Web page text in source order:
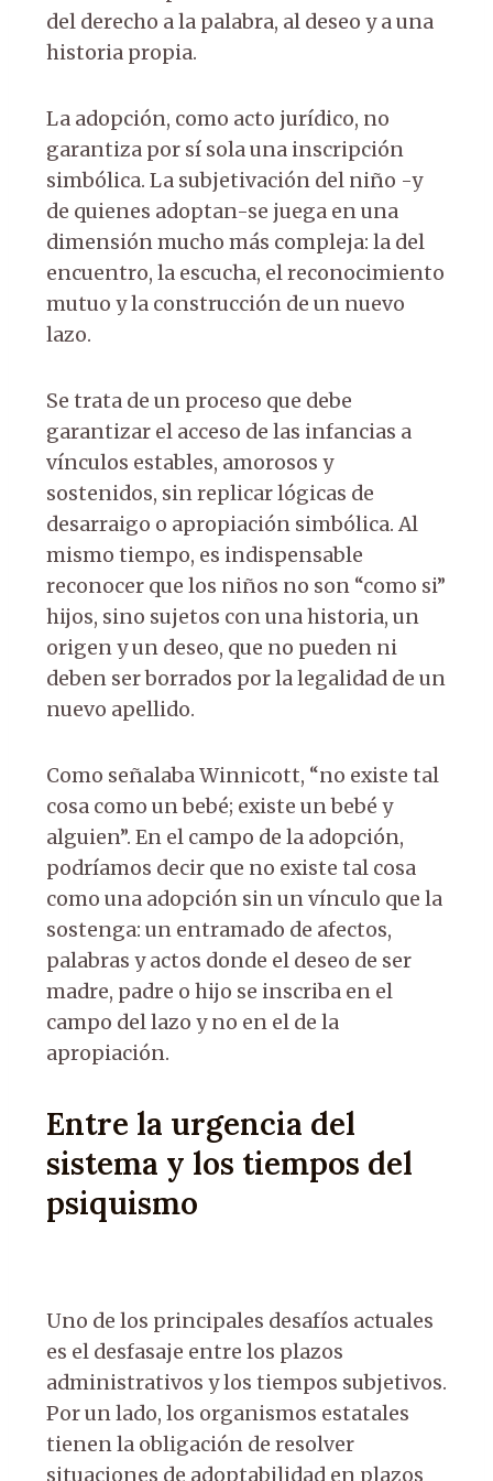
del derecho a la palabra, al deseo y a una
historia propia.
La adopción, como acto jurídico, no
garantiza por sí sola una inscripción
simbólica. La subjetivación del niño -y
de quienes adoptan-se juega en una
dimensión mucho más compleja: la del
encuentro, la escucha, el reconocimiento
mutuo y la construcción de un nuevo
lazo.
Se trata de un proceso que debe
garantizar el acceso de las infancias a
vínculos estables, amorosos y
sostenidos, sin replicar lógicas de
desarraigo o apropiación simbólica. Al
mismo tiempo, es indispensable
reconocer que los niños no son “como si”
hijos, sino sujetos con una historia, un
origen y un deseo, que no pueden ni
deben ser borrados por la legalidad de un
nuevo apellido.
Como señalaba Winnicott, “no existe tal
cosa como un bebé; existe un bebé y
alguien”. En el campo de la adopción,
podríamos decir que no existe tal cosa
como una adopción sin un vínculo que la
sostenga: un entramado de afectos,
palabras y actos donde el deseo de ser
madre, padre o hijo se inscriba en el
campo del lazo y no en el de la
apropiación.
Entre la urgencia del
sistema y los tiempos del
psiquismo
Uno de los principales desafíos actuales
es el desfasaje entre los plazos
administrativos y los tiempos subjetivos.
Por un lado, los organismos estatales
tienen la obligación de resolver
situaciones de adoptabilidad en plazos